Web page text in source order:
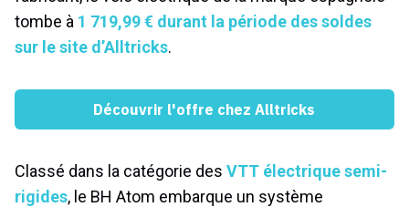
tombe à 1 719,99 € durant la période des soldes
sur le site d’Alltricks.
Découvrir l'offre chez Alltricks
Classé dans la catégorie des VTT électrique semi-
rigides, le BH Atom embarque un système